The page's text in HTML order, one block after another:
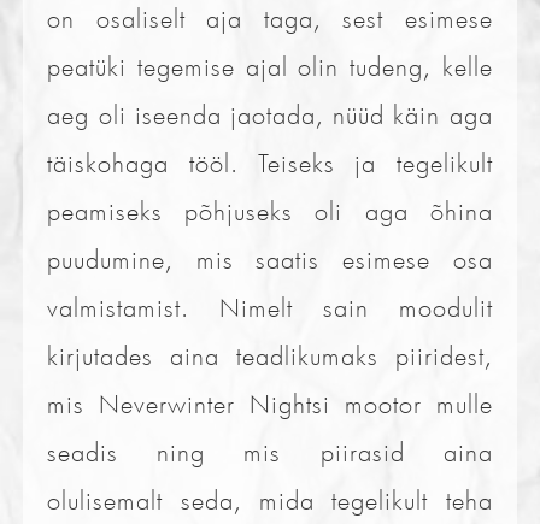
on osaliselt aja taga, sest esimese
peatüki tegemise ajal olin tudeng, kelle
aeg oli iseenda jaotada, nüüd käin aga
täiskohaga tööl. Teiseks ja tegelikult
peamiseks põhjuseks oli aga õhina
puudumine, mis saatis esimese osa
valmistamist. Nimelt sain moodulit
kirjutades aina teadlikumaks piiridest,
mis Neverwinter Nightsi mootor mulle
seadis ning mis piirasid aina
olulisemalt seda, mida tegelikult teha